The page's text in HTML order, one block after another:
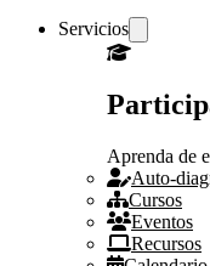
Servicios
Aprenda de
Auto-
Cursos
Eventos
Recursos